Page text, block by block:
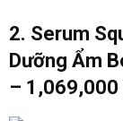
2. Serum
Dưỡng Ẩm
– 1,069,000